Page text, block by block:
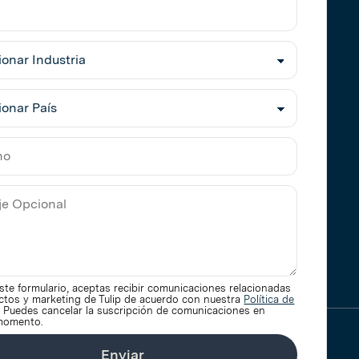
formulario, aceptas recibir comunicaciones relacionadas
y marketing de Tulip de acuerdo con nuestra Política de
Puedes cancelar la suscripción de comunicaciones en
Enviar